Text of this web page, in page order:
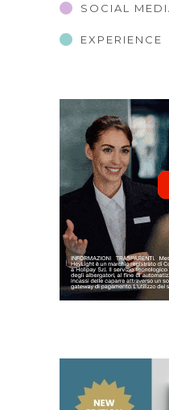
SOCIAL
EXPERIENCE